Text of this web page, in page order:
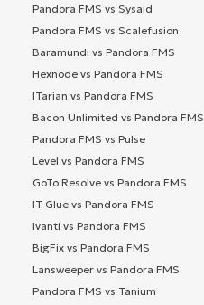
Pandora FMS vs Sysaid
Pandora FMS vs Scalefusion
Baramundi vs Pandora FMS
Hexnode vs Pandora FMS
ITarian vs Pandora FMS
Bacon Unlimited vs Pandora FMS
Pandora FMS vs Pulse
Level vs Pandora FMS
GoTo Resolve vs Pandora FMS
IT Glue vs Pandora FMS
Ivanti vs Pandora FMS
BigFix vs Pandora FMS
Lansweeper vs Pandora FMS
Pandora FMS vs Tanium